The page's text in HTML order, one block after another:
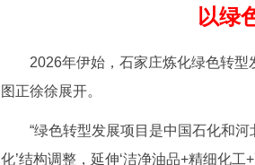
以绿
2026年伊始，石家庄炼化绿色转型
图正徐徐展开。
“绿色转型发展项目是中国石化和河
化’结构调整，延伸‘洁净油品+精细化